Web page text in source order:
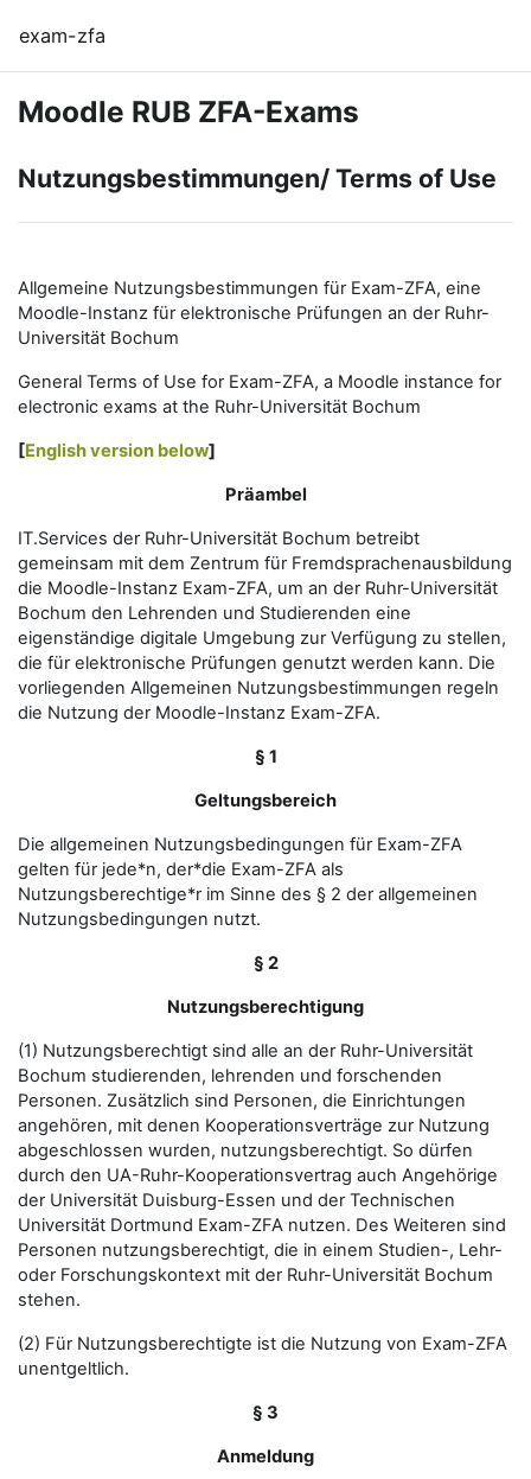
exam-zfa
Moodle RUB ZFA-Exams
Nutzungsbestimmungen/ Terms of Use
Allgemeine Nutzungsbestimmungen für Exam-ZFA, eine
Moodle-Instanz für elektronische Prüfungen an der Ruhr-
Universität Bochum
General Terms of Use for Exam-ZFA, a Moodle instance for
electronic exams at the Ruhr-Universität Bochum
[English version below]
Präambel
IT.Services der Ruhr-Universität Bochum betreibt
gemeinsam mit dem Zentrum für Fremdsprachenausbildung
die Moodle-Instanz Exam-ZFA, um an der Ruhr-Universität
Bochum den Lehrenden und Studierenden eine
eigenständige digitale Umgebung zur Verfügung zu stellen,
die für elektronische Prüfungen genutzt werden kann. Die
vorliegenden Allgemeinen Nutzungsbestimmungen regeln
die Nutzung der Moodle-Instanz Exam-ZFA.
§ 1
Geltungsbereich
Die allgemeinen Nutzungsbedingungen für Exam-ZFA
gelten für jede*n, der*die Exam-ZFA als
Nutzungsberechtige*r im Sinne des § 2 der allgemeinen
Nutzungsbedingungen nutzt.
§ 2
Nutzungsberechtigung
(1) Nutzungsberechtigt sind alle an der Ruhr-Universität
Bochum studierenden, lehrenden und forschenden
Personen. Zusätzlich sind Personen, die Einrichtungen
angehören, mit denen Kooperationsverträge zur Nutzung
abgeschlossen wurden, nutzungsberechtigt. So dürfen
durch den UA-Ruhr-Kooperationsvertrag auch Angehörige
der Universität Duisburg-Essen und der Technischen
Universität Dortmund Exam-ZFA nutzen. Des Weiteren sind
Personen nutzungsberechtigt, die in einem Studien-, Lehr-
oder Forschungskontext mit der Ruhr-Universität Bochum
stehen.
(2) Für Nutzungsberechtigte ist die Nutzung von Exam-ZFA
unentgeltlich.
§ 3
Anmeldung